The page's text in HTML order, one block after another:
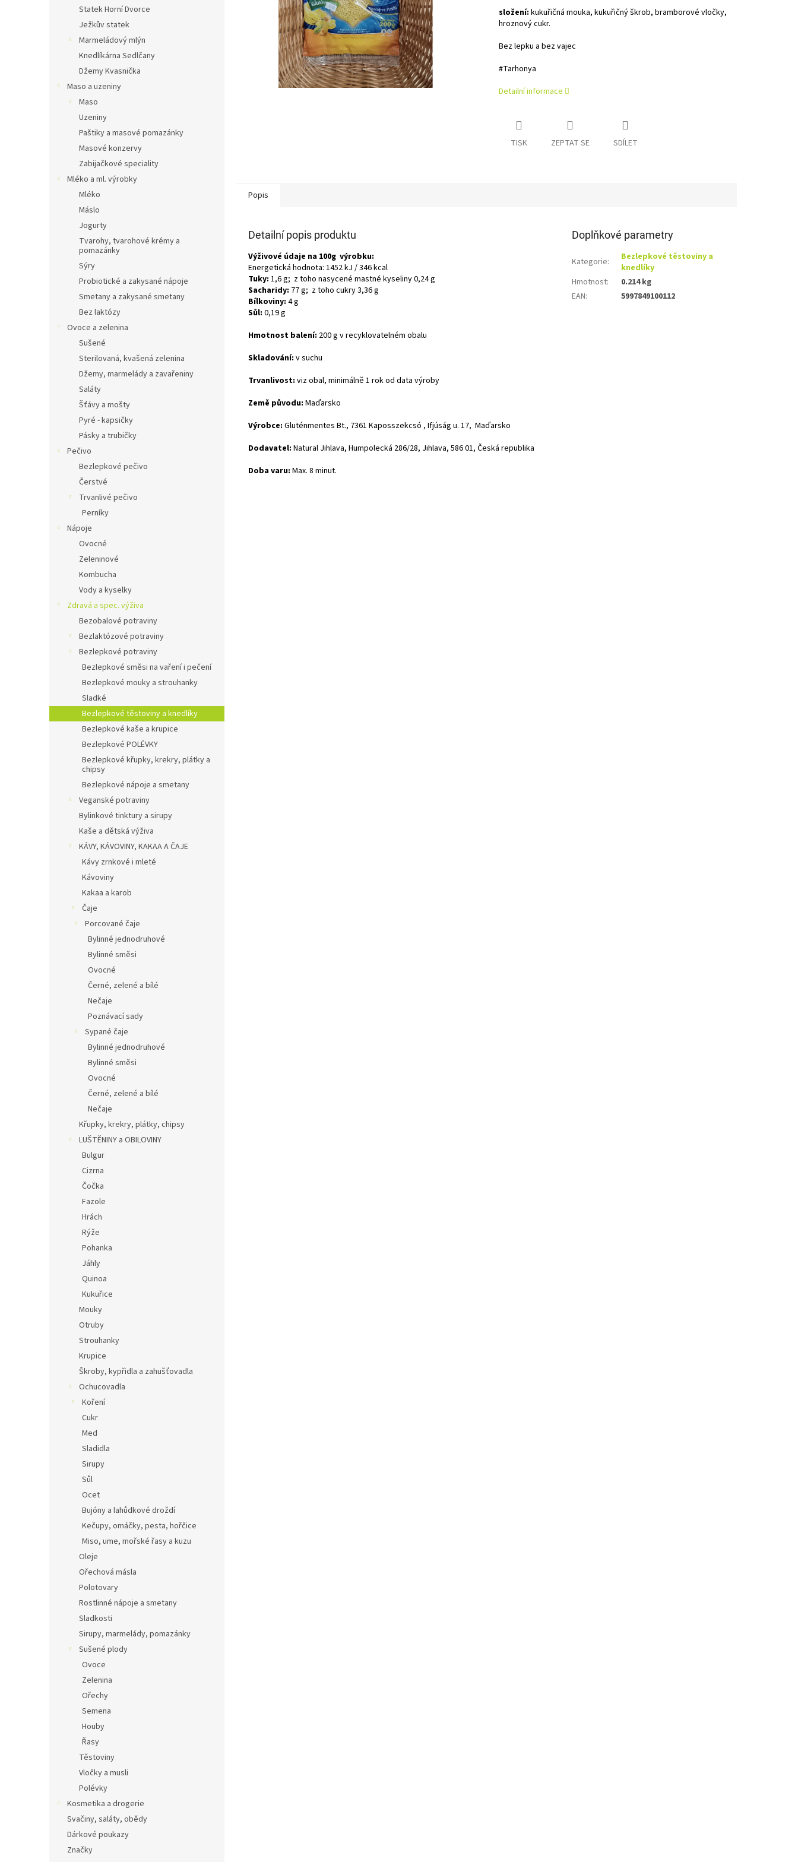
Statek Horní Dvorce
Ježkův statek
Marmeládový mlýn
Knedlíkárna Sedlčany
Džemy Kvasnička
Maso a uzeniny
Maso
Uzeniny
Paštiky a masové pomazánky
Masové konzervy
Zabijačkové speciality
Mléko a ml. výrobky
Mléko
Máslo
Jogurty
Tvarohy, tvarohové krémy a
pomazánky
Sýry
Probiotické a zakysané nápoje
Smetany a zakysané smetany
Bez laktózy
Ovoce a zelenina
Sušené
Sterilovaná, kvašená zelenina
Džemy, marmelády a zavařeniny
Saláty
Šťávy a mošty
Pyré - kapsičky
Pásky a trubičky
Pečivo
Bezlepkové pečivo
Čerstvé
Trvanlivé pečivo
Perníky
Nápoje
Ovocné
Zeleninové
Kombucha
Vody a kyselky
Zdravá a spec. výživa
Bezobalové potraviny
Bezlaktózové potraviny
Bezlepkové potraviny
Bezlepkové směsi na vaření i pečení
Bezlepkové mouky a strouhanky
Sladké
Bezlepkové těstoviny a knedlíky
Bezlepkové kaše a krupice
Bezlepkové POLÉVKY
Bezlepkové křupky, krekry, plátky a
chipsy
Bezlepkové nápoje a smetany
Veganské potraviny
Bylinkové tinktury a sirupy
Kaše a dětská výživa
KÁVY, KÁVOVINY, KAKAA A ČAJE
Kávy zrnkové i mleté
Kávoviny
Kakaa a karob
Čaje
Porcované čaje
Bylinné jednodruhové
Bylinné směsi
Ovocné
Černé, zelené a bílé
Nečaje
Poznávací sady
Sypané čaje
Bylinné jednodruhové
Bylinné směsi
Ovocné
Černé, zelené a bílé
Nečaje
Křupky, krekry, plátky, chipsy
LUŠTĚNINY a OBILOVINY
Bulgur
Cizrna
Čočka
Fazole
Hrách
Rýže
Pohanka
Jáhly
Quinoa
Kukuřice
Mouky
Otruby
Strouhanky
Krupice
Škroby, kypřidla a zahušťovadla
Ochucovadla
Koření
Cukr
Med
Sladidla
Sirupy
Sůl
Ocet
Bujóny a lahůdkové droždí
Kečupy, omáčky, pesta, hořčice
Miso, ume, mořské řasy a kuzu
Oleje
Ořechová másla
Polotovary
Rostlinné nápoje a smetany
Sladkosti
Sirupy, marmelády, pomazánky
Sušené plody
Ovoce
Zelenina
Ořechy
Semena
Houby
Řasy
Těstoviny
Vločky a musli
Polévky
Kosmetika a drogerie
Svačiny, saláty, obědy
Dárkové poukazy
Značky
složení: kukuřičná mouka, kukuřičný škrob, bramborové vločky,
hroznový cukr.
Bez lepku a bez vajec
#Tarhonya
Detailní informace
TISK ZEPTAT SE SDÍLET
Popis
Detailní popis produktu
Výživové údaje na 100g výrobku:
Energetická hodnota: 1452 kJ / 346 kcal
Tuky: 1,6 g; z toho nasycené mastné kyseliny 0,24 g
Sacharidy: 77 g; z toho cukry 3,36 g
Bílkoviny: 4 g
Sůl: 0,19 g
Hmotnost balení: 200 g v recyklovatelném obalu
Skladování: v suchu
Trvanlivost: viz obal, minimálně 1 rok od data výroby
Země původu: Maďarsko
Výrobce: Gluténmentes Bt., 7361 Kaposszekcsó , Ifjúság u. 17, Maďarsko
Dodavatel: Natural Jihlava, Humpolecká 286/28, Jihlava, 586 01, Česká republika
Doba varu: Max. 8 minut.
Doplňkové parametry
Kategorie:
Bezlepkové těstoviny a
knedlíky
Hmotnost:
0.214 kg
EAN: 5997849100112